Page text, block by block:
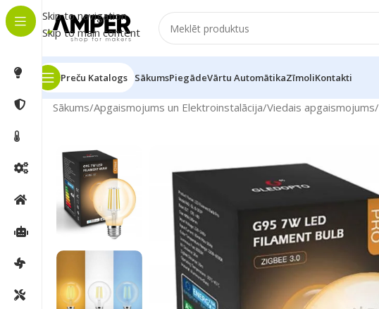
Skip to navigation
Skip to main content
Preču Katalogs SākumsPiegādeVārtu AutomātikaZīmoliKontakti
Sākums/Apgaismojums un Elektroinstalācija/Viedais apgaismojums/